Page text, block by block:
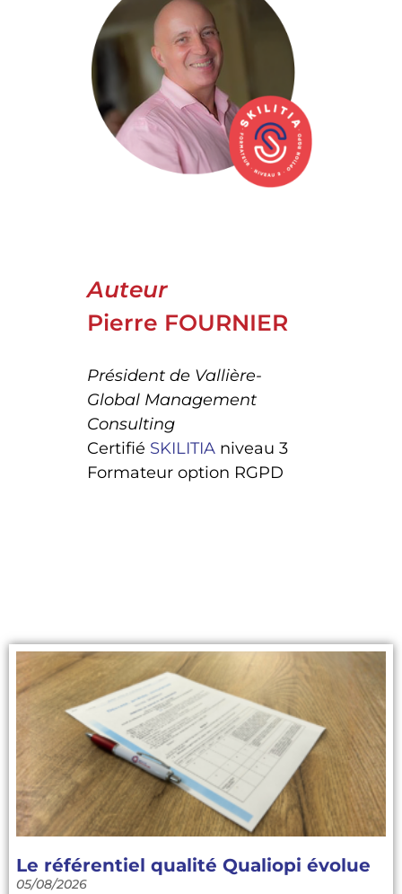
Auteur
Pierre FOURNIER
Président de Vallière-
Global Management
Consulting
Certifié SKILITIA niveau 3
Formateur option RGPD
Le référentiel qualité Qualiopi évolue
05/08/2026